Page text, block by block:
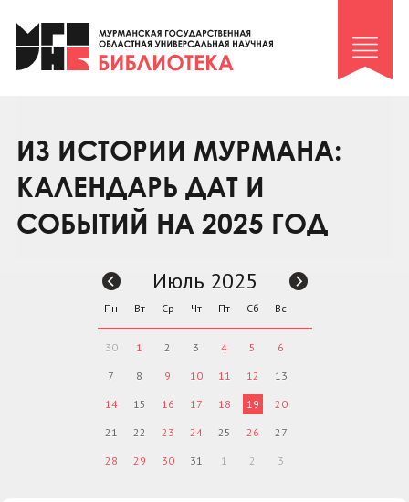
Клуб «Гиря и сельдерей»
Клуб «Семейный архив»
Коллегам
Контакты
ИЗ ИСТОРИИ МУРМАНА:
КАЛЕНДАРЬ ДАТ И
СОБЫТИЙ НА 2025 ГОД
Июль 2025
Пн Вт Ср Чт Пт Сб Вс
30 1 2 3 4 5 6
7 8 9 10 11 12 13
14 15 16 17 18 19 20
21 22 23 24 25 26 27
28 29 30 31 1 2 3